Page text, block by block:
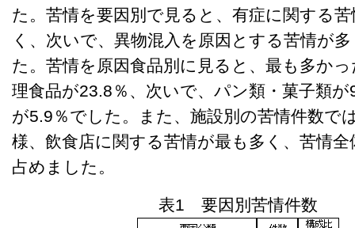
た。苦情を要因別で見ると、有症に関する
く、次いで、異物混入を原因とする苦情が
た。苦情を原因食品別に見ると、最も多か
理食品が23.8％、次いで、パン類・菓子類
が5.9％でした。また、施設別の苦情件数で
様、飲食店に関する苦情が最も多く、苦情
占めました。
表1 要因別苦情件数